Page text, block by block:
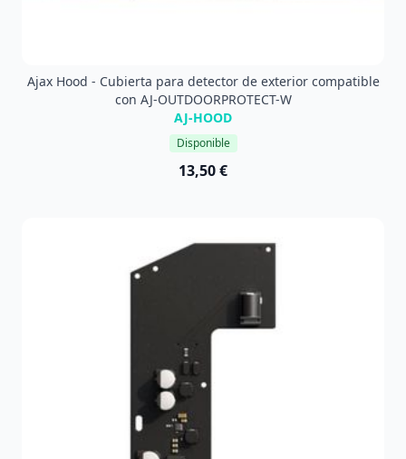
Ajax Hood - Cubierta para detector de exterior compatible
con AJ-OUTDOORPROTECT-W
AJ-HOOD
Disponible
13,50 €